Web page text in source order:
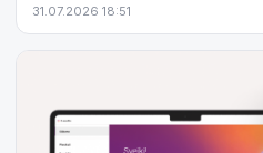
31.07.2026 18:51